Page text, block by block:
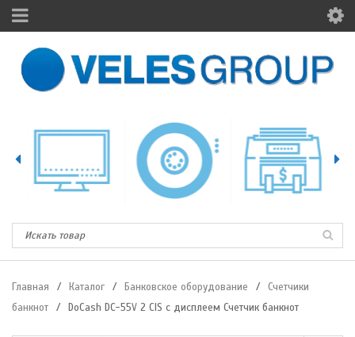
Главная / Каталог / Банковское оборудование /
Счетчики
банкнот
/ DoCash DC-55V 2 CIS с дисплеем Счетчик банкнот